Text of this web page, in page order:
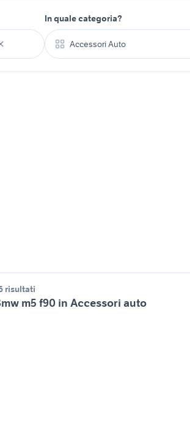
In quale categoria?
Accessori Auto
risultati
m5 f90 in Accessori auto